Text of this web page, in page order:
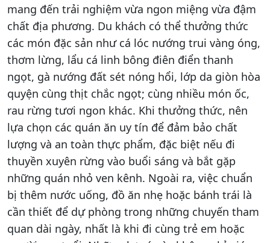
mang đến trải nghiệm vừa ngon miệng vừa đậm
chất địa phương. Du khách có thể thưởng thức
các món đặc sản như cá lóc nướng trui vàng óng,
thơm lừng, lẩu cá linh bông điên điển thanh
ngọt, gà nướng đất sét nóng hổi, lớp da giòn hòa
quyện cùng thịt chắc ngọt; cùng nhiều món ốc,
rau rừng tươi ngon khác. Khi thưởng thức, nên
lựa chọn các quán ăn uy tín để đảm bảo chất
lượng và an toàn thực phẩm, đặc biệt nếu đi
thuyền xuyên rừng vào buổi sáng và bắt gặp
những quán nhỏ ven kênh. Ngoài ra, việc chuẩn
bị thêm nước uống, đồ ăn nhẹ hoặc bánh trái là
cần thiết để dự phòng trong những chuyến tham
quan dài ngày, nhất là khi đi cùng trẻ em hoặc